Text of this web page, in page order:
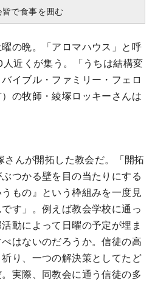
で食事を囲む
の晩。「アロマハウス」と呼
近くが集う。「うちは結構変
イブル・ファミリー・フェロ
の牧師・綾塚ロッキーさんは
んが開拓した教会だ。「開拓
つかる壁を目の当たりにする
もの』という枠組みを一度見
す」。例えば教会学校に通っ
動によって日曜の予定が埋ま
はないのだろうか。信徒の高
り、一つの解決策としてたど
実際、同教会に通う信徒の多